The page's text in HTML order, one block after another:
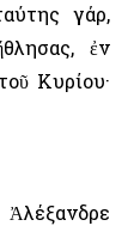
γάρ,
ἐν
Κυρίου·